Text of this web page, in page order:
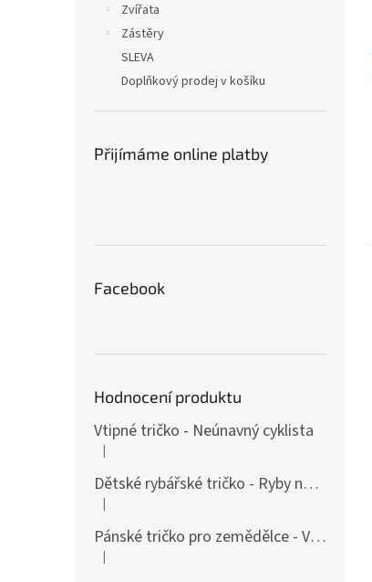
Zvířata
Zástěry
SLEVA
Doplňkový prodej v košíku
Přijímáme online platby
Facebook
Hodnocení produktu
Vtipné tričko - Neúnavný cyklista
Hodnocení produktu je 4 z 5 hvězdiček.
|
Dětské rybářské tričko - Ryby našich vod
Hodnocení produktu je 4 z 5 hvězdiček.
|
Pánské tričko pro zemědělce - Vášnivý farmář
Hodnocení produktu je 4 z 5 hvězdiček.
|